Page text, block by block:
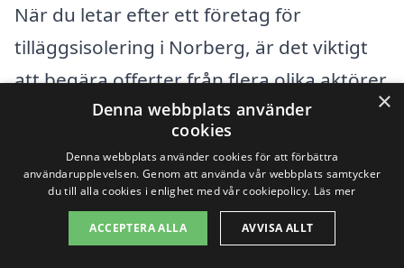
När du letar efter ett företag för
tilläggsisolering i Norberg, är det viktigt
att begära offerter från flera olika aktörer.
Så kan du jämföra priser och tjänster för
att hitta det alternativ som bäst passar
dina behov och budget. Genom att
använda vår plattform kan du enkelt få
kontakt med professionella hantverkare i
×
Denna webbplats använder
cookies
Denna webbplats använder cookies för att förbättra
användarupplevelsen. Genom att använda vår webbplats samtycker
du till alla cookies i enlighet med vår cookiepolicy. Läs mer
ACCEPTERA ALLA AVVISA ALLT